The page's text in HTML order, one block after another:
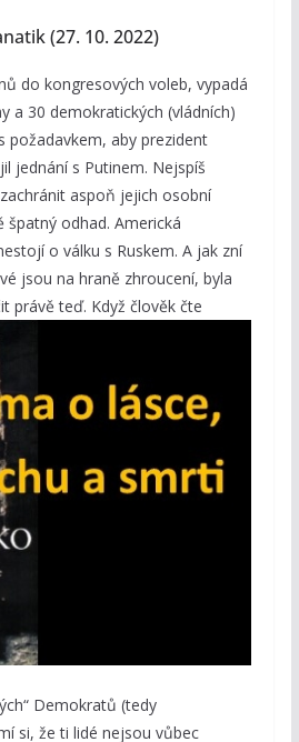
(27. 10. 2022)
do kongresových voleb, vypadá
a 30 demokratických (vládních)
požadavkem, aby prezident
jednání s Putinem. Nejspíš
aspoň jejich osobní
špatný odhad. Americká
o válku s Ruskem. A jak zní
jsou na hraně zhroucení, byla
právě teď. Když člověk čte
Demokratů (tedy
si, že ti lidé nejsou vůbec